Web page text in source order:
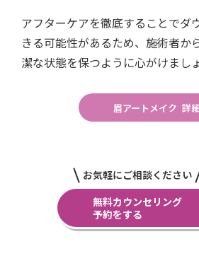
アフターケアを徹底することでダ
きる可能性があるため、施術者か
潔な状態を保つように心がけましょ
眉アートメイク 詳
お気軽にご相談ください
無料カウンセリング
予約をする